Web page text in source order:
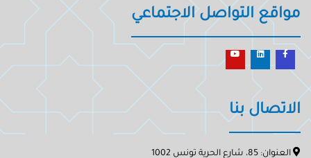
مواقع التواصل الاجتماعي
الاتصال بنا
العنوان: 85، شارع الحرية تونس 1002